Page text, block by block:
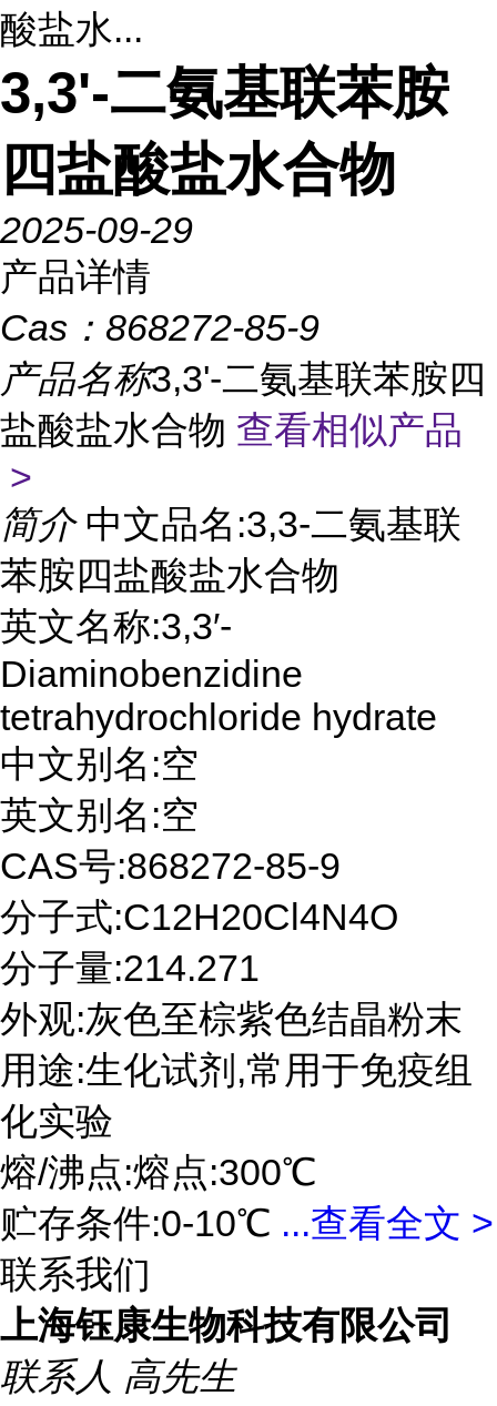
酸盐水...
3,3'-二氨基联苯胺
四盐酸盐水合物
2025-09-29
产品详情
Cas： 868272-85-9
产品名称3,3'-二氨基联苯胺四
盐酸盐水合物 查看相似产品
>
简介 中文品名:3,3-二氨基联
苯胺四盐酸盐水合物
英文名称:3,3′-
Diaminobenzidine
tetrahydrochloride hydrate
中文别名:空
英文别名:空
CAS号:868272-85-9
分子式:C12H20Cl4N4O
分子量:214.271
外观:灰色至棕紫色结晶粉末
用途:生化试剂,常用于免疫组
化实验
熔/沸点:熔点:300℃
贮存条件:0-10℃ ...查看全文 >
联系我们
上海钰康生物科技有限公司
联系人 高先生